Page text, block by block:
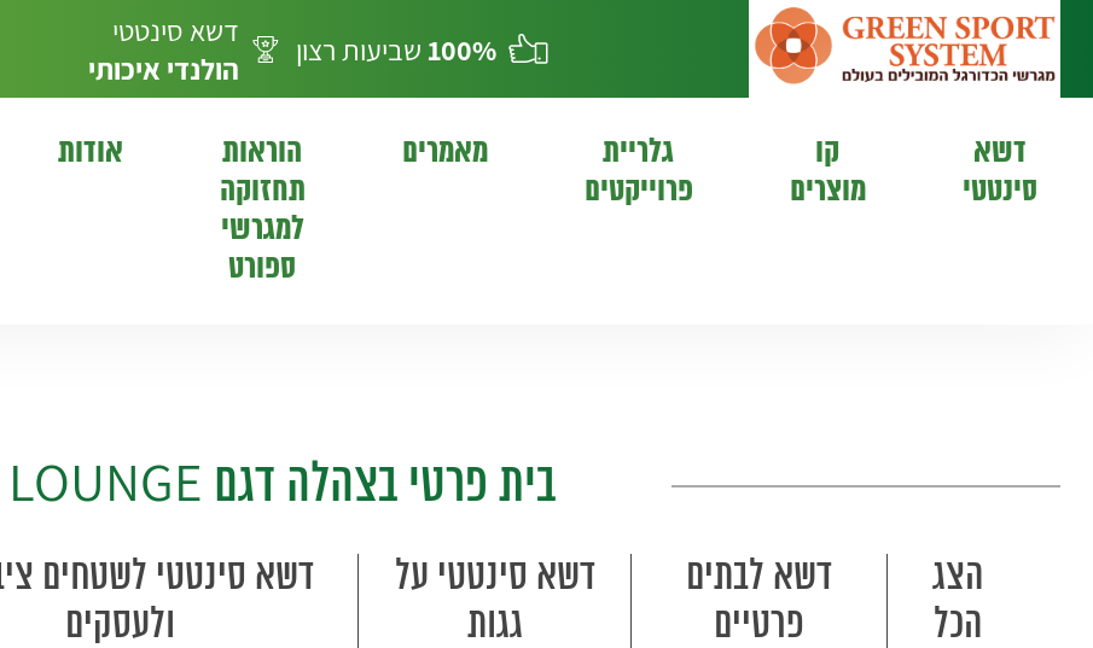
100% שביעות רצון
דשא סינטטי
הולנדי איכותי
דשא
סינטטי
קו
מוצרים
גלריית
פרוייקטים
מאמרים
הוראות
תחזוקה
למגרשי
ספורט
אודות
בית פרטי בצהלה דגם LOUNGE
הצג
הכל
דשא לבתים
פרטיים
דשא סינטטי על
גגות
דשא סינטטי לשטחים
ולעסקים